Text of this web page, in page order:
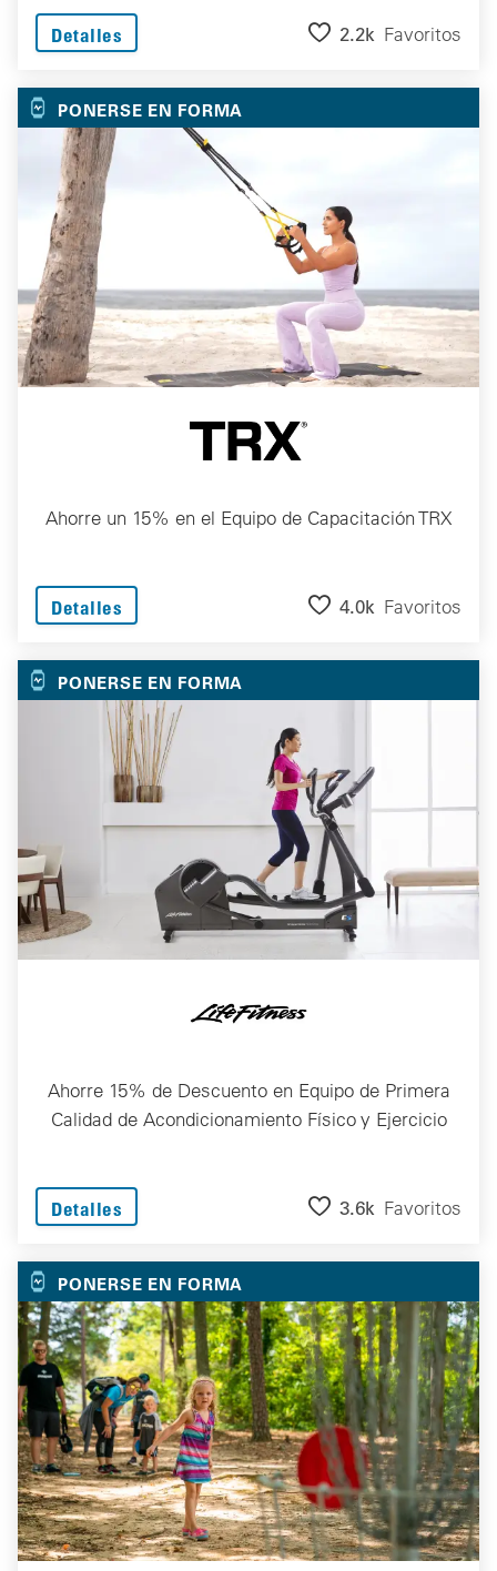
Detalles 2.2k Favoritos
PONERSE EN FORMA
Ahorre un 15% en el Equipo de Capacitación TRX
Detalles 4.0k Favoritos
PONERSE EN FORMA
Ahorre 15% de Descuento en Equipo de Primera
Calidad de Acondicionamiento Físico y Ejercicio
Detalles 3.6k Favoritos
PONERSE EN FORMA